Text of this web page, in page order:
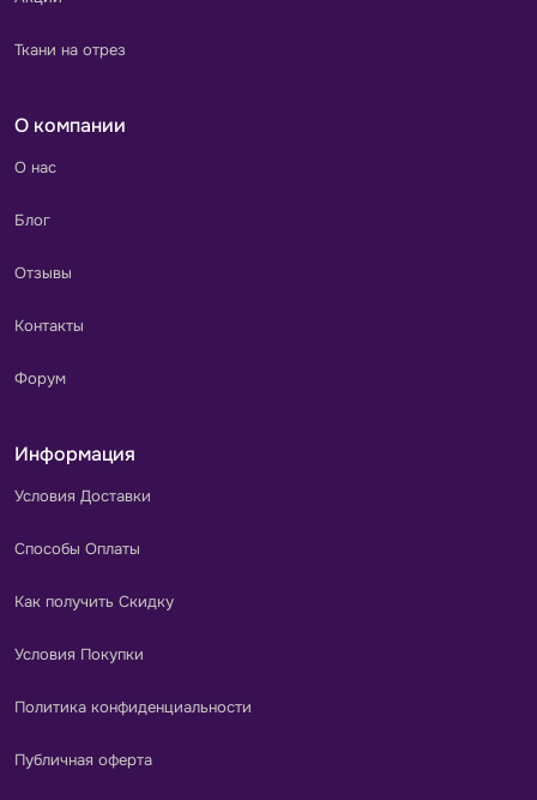
Ткани на отрез
О компании
О нас
Блог
Отзывы
Контакты
Форум
Информация
Условия Доставки
Способы Оплаты
Как получить Скидку
Условия Покупки
Политика конфиденциальности
Публичная оферта